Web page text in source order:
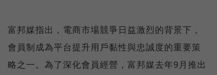
富邦媒指出，電商市場競爭日益激烈的背景下，
會員制成為平台提升用戶黏性與忠誠度的重要策
略之一。為了深化會員經營，富邦媒去年9月推出